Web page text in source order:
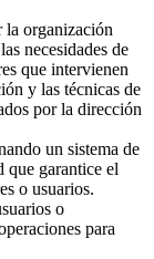
la organización
necesidades de
que intervienen
y las técnicas de
por la dirección
un sistema de
que garantice el
o usuarios.
o
para